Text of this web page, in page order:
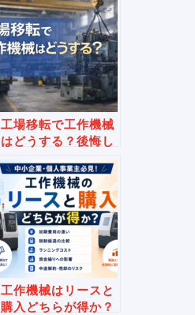
の判断基準を解説
工場移転で工作機械
はどうする？後悔し
ない判断と進め方を
解説
工作機械はリースと
購入どちらが得か？